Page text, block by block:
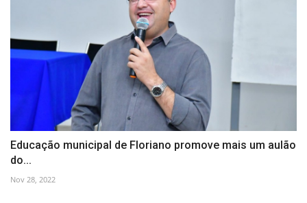
Educação municipal de Floriano promove mais um aulão
do...
Nov 28, 2022